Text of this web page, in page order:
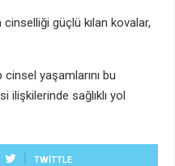
güçlü kılan kovalar,
cinsel yaşamlarını bu
ilişkilerinde sağlıklı yol
TWITTLE